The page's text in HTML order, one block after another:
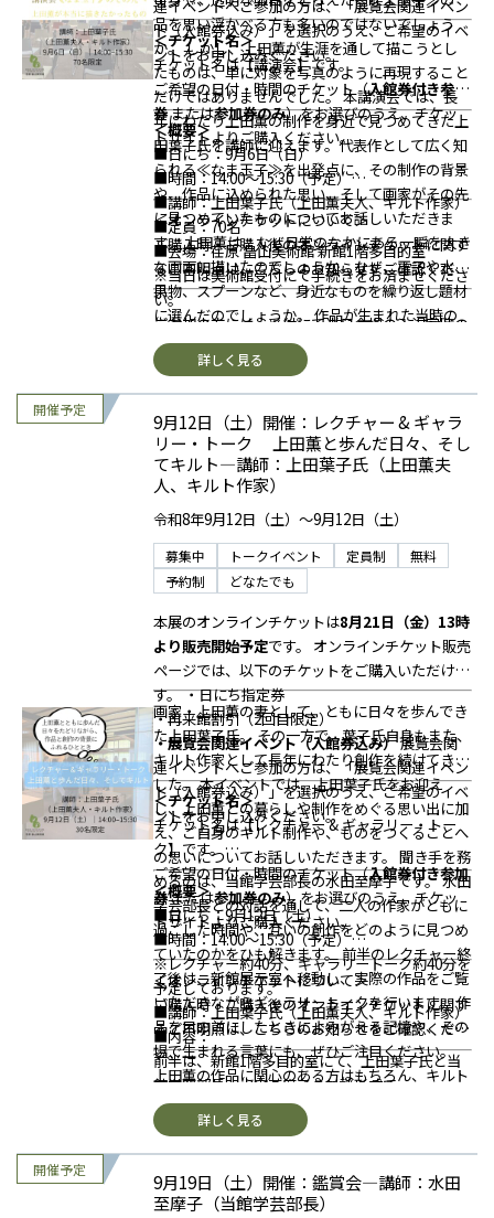
で、開始時間まで展覧会を自由にご見学いただく
ことも可能です。
□受付にて当日の目印となる「参加証」をお渡し
いたします。必ずお受け取りの上、新館1階多目
的室へお越しください。
□開場は開始30分前を予定しております。
□一度会場外へ出られた場合、再入場はできませ
んので、あらかじめご了承ください。
□館内にはお食事（軽食）をご提供するスペース
はございませんので、あらかじめご了承くださ
い。
□イベント中の写真撮影・ビデオ撮影・録音はご
遠慮願います。
□お申込み後のキャンセルは【当日朝9時まで】
可能です。チケットサイトの規定に従ってお手続
きください。
□天候や運営の都合、または講師の事情により、
イベント内容が変更・中止となる場合がございま
す。あらかじめご了承ください。
□本イベントの様子を記録・広報用に美術館スタ
ッフが撮影する場合がございます。撮影時は参加
ご不安な方は会場にてお声がけください。
□チケットの転売は禁止いたします。
□無料入館者は受付時に会員証・手帳・招待券・
株主優待券などの該当する証明書や券類をご呈
示・ご提出ください。
□美術館開館時間の10時よりご入館可能ですの
で、開演まで展覧会を自由にご見学いただけま
す。
□受付にて当日の目印となる「参加証」をお渡し
いたします。開演10分前までに新館1階 多目的室
へお越しください。
□一度会場外へ出られた場合、再入場はできませ
んので、あらかじめご了承ください。
□館内にはお食事（軽食）をご提供するスペース
はございませんので、あらかじめご了承くださ
い。
□演奏中の写真撮影・ビデオ撮影・録音はご遠慮
ください。また、携帯電話・スマートフォン等は
電源をお切りいただくか、音の出ない設定にして
ください。
□本公演は未就学のお子様もご参加いただけま
す。小さなお子様の声や動きが生じる場合がござ
いますので、あらかじめご了承ください。
□保護者の方は、周囲のお客様へのご配慮をお願
いいたします。お子様が泣いたり、落ち着いて鑑
内に従い、一時ご退室ください。
□保護者の膝の上で鑑賞し、座席を使用しない未
就学児は、お子様分のチケットは不要です。椅子
を使用する場合は、座席確保のため、お子様分の
「参加券のみ」をお申し込みください。
□小学生以下のお子様は、必ず保護者同伴でご参
加ください。
□演奏中の入退場は、ほかのお客様のご鑑賞の妨
げとならないよう、できる限りお控えください。
やむを得ず入退場される場合は、スタッフの案内
に従ってください。
□お申込み後のキャンセルは【当日朝9時まで】
可能です。チケットサイトの規定に従ってお手続
きください。
□天候や運営の都合、または出演者の事情によ
り、イベント内容が変更・中止となる場合がござ
います。あらかじめご了承ください。
□本イベントの様子を記録・広報用に美術館スタ
ッフが撮影する場合がございます。撮影時は参加
ご不安な方は会場にてお声がけください。
連イベントへご参加の方は、「展覧会関連イベン
ト（入館券込み）」を選択のうえ、ご希望のイベ
ントをお申し込みください。
品を思い浮かべる方も多いのではないでしょう
か。しかし、上田薫が生涯を通して描こうとし
たものは、単に対象を写真のように再現すること
だけではありませんでした。 本講演会では、長
年にわたり上田薫の制作を身近で見つめてきた上
田葉子氏を講師に迎えます。代表作として広く知
られる≪なま玉子≫を出発点に、その制作の背景
や、作品に込められた思い、そして画家がその先
に見つめていたものについてお話しいただきま
す。上田薫は、なぜ日常のなかにある一瞬を大き
な画面に描いたのでしょうか。なぜ、玉子や水、
果物、スプーンなど、身近なものを繰り返し題材
に選んだのでしょうか。
作品が生まれた当時の
様子や制作にまつわるエピソードを交えながら、
上田薫の表現の根底にあった考えをひも解きま
上田薫のまなざしと創作の核心に迫る講演会で
す。初めて上田薫の作品をご覧になる方にも、こ
れまで作品に親しんできた方にも、展覧会をより
深く味わっていただける内容です。
＜チケット名＞
チケット名は【講演会】です。
ご希望の日付・時間のチケット（入館券付き参加
券または参加券のみ）をお選びのうえ、チケッ
トサイトよりご購入ください。
＜概要＞
■日にち：9月6日（日）
■時間：14:00～15:30（予定）
■講師：上田葉子氏（上田薫夫人、キルト作家）
■定員：70名
■会場：荏原 畠山美術館 新館1階多目的室
※当日は美術館受付にて手続きをお済ませくださ
い。
ご参加の方には、受付にて当日会場の入退室時の
確認などに使用する「参加証」をお渡しいたしま
す。
参加証は、イベント中スタッフが確認いたします
ので、必ず見える位置に身につけて、開始5分前
までに会場（新館1階 多目的室）へお越しくださ
い。
開場は開始30分前を予定しております。
＞
以下のいずれかのチケットをご購入ください（す
べてオンライン販売のみ）
■一般：1,300円（入館券付き参加券）
■学生（高校生以上）：900円（入館券付き参加
券・要学生証）
■無料入館対象者：0円（参加券のみ）
※無料入館対象者（要証明書/ご提示）
・友の会会員
・障がい者手帳をお持ちの方（本人＋介護者1
名）
・招待券（株主優待券を含む）をお持ちの方
・中学生以下の方（必ず保護者の同伴が必要です
／保護者のチケット購入が必要です） ＜注意事
項＞
□本イベントは事前予約制です。ご予約いただい
た日時・イベント以外での入館や他イベントへの
振替はできませんので、あらかじめご了承くださ
い。
□チケットは「入館券付き参加券」（一般／学
生）と無料入館者向けの「参加券のみ」の2種類
がございます。ご購入の際、お間違えのないよう
ご注意ください。
□「入館料付き」には、提携館割引や各種優待は
適用されません。
□本券は 1枚につき1名様・1回限り有効 です。
□チケットの転売は禁止いたします。
□無料入館者 は受付時に 会員証・手帳・招待券・
株主優待券などの 該当する
証明書や券類をご呈
＜オンラインチケットについて＞
ご購入時・ご購入後のオンラインチケットに関す
るご不明点は、こちらのお知らせをご確認くださ
い。
詳しく見る
9月12日（土）開催：レクチャー & ギャラ
リー・トーク 上田薫と歩んだ日々、そし
てキルト―講師：上田葉子氏（上田薫夫
人、キルト作家）
令和8年9月12日（土）～9月12日（土）
募集中 トークイベント 定員制
無料
予約制
どなたでも
本展のオンラインチケットは8月21日（金）13時
より販売開始予定です。
オンラインチケット販売
ページでは、以下のチケットをご購入いただけま
す。・日にち指定券
・再来館割引（2回目限定）
・展覧会関連イベント（入館券込み）展覧会関
連イベントへご参加の方は、「展覧会関連イベン
ト（入館券込み）」を選択のうえ、ご希望のイベ
ントをお申し込みください。
画家・上田薫の妻として、ともに日々を歩んでき
た上田葉子氏。 その一方で、葉子氏自身もまた、
キルト作家として長年にわたり創作を続けてきま
した。本イベントでは、上田葉子氏をお迎え
し、上田薫との暮らしや制作をめぐる思い出に加
え、ご自身のキルト制作や、ものをつくることへ
の思いについてお話しいただきます。
聞き手を務
めるのは、当館学芸部長の水田至摩子です。水田
学芸部長との対話を通して、二人の作家がともに
過ごした時間や、互いの創作をどのように見つめ
ていたのかをひも解きます。前半のレクチャー終
了後は、新館展示室へ移動し、実際の作品をご覧
いただきながらギャラリートークを行います。作
品を目の前にしたときによみがえる記憶や、その
場で生まれる言葉にも、ぜひご注目ください。
上田薫の作品に関心のある方はもちろん、キルト
や手仕事、暮らしと創作の関係に興味のある方に
もお楽しみいただけるイベントです。
＜チケット名＞
チケット名は【レクチャー & ギャラリー・トー
ク】です。
ご希望の日付・時間のチケット（入館券付き参加
券または参加券のみ）をお選びのうえ、チケッ
トサイトよりご購入ください。
＜概要＞
■日にち：9月12日（土）
■時間：14:00～15:30（予定）
※レクチャー約40分、ギャラリートーク約40分を
予定しております。
■講師：上田葉子氏（上田薫夫人、キルト作家）
■内容：
前半は、新館1階多目的室にて、上田葉子氏と当
館学芸部長・水田至摩子の対談形式で、
後半は新館展示室へ移動し、作品をご覧いただき
ながらギャラリートークを行います。
■定員：
レクチャー：30名
※ギャラリートークは、当日展示室にいらっしゃ
＜オンラインチケットについて＞
ご購入時・ご購入後のオンラインチケットに関す
るご不明点は、こちらのお知らせをご確認くださ
い。
詳しく見る
9月19日（土）開催：鑑賞会―講師：水田
至摩子（当館学芸部長）